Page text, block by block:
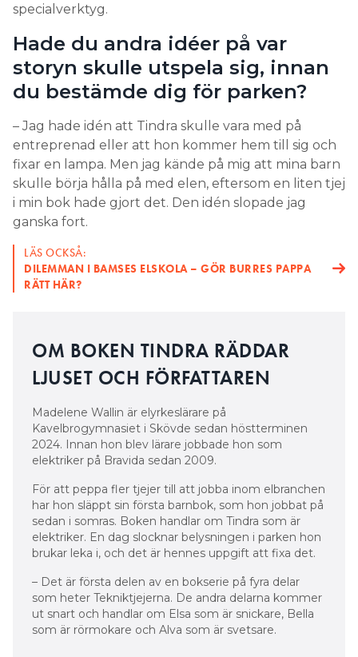
4. Förstå kortslutningsström
viktigt för att undvika
ljusbågsolyckor
Det är svårt att mäta kortslutningsström, annat än
med en simulering i installationstestaren.
Begreppet ställer också krav på kunskaper om
matande nät, förimpedans och slingimpedans.
– Det kan vara svårt att förstå, men det är viktigt för
att undvika ljusbågsolyckor. I min utrustning kan
elever kortsluta och hinna mäta både
kortslutningsström och beröringsspänning. Det är
möjligt eftersom vi har tagit ner huvudspänningen
till 40 V och får då cirka 10 gånger längre
5. Mätövningar kan hjälpa att
förstå reaktiva laster
kan vara större än den pålagda spänningen
omkullkastas det eleven lärt sig om Kirschhoffs lag
tidigare under utbildningen. Därför ställer reaktiva
tiden kommer in som en ny parameter och förklarar
varför spänningarna inte uppträder samtidigt.
– Ett problem är att matematikundervisningen ofta
man kommer till reaktiva laster ökar kraven på
matematikkunskap. Här har skolorna en bra
möjlighet att integrera matematikundervisning i
specialverktyg.
Hade du andra idéer på var
storyn skulle utspela sig, innan
du bestämde dig för parken?
– Jag hade idén att Tindra skulle vara med på
entreprenad eller att hon kommer hem till sig och
fixar en lampa. Men jag kände på mig att mina barn
skulle börja hålla på med elen, eftersom en liten tjej
i min bok hade gjort det. Den idén slopade jag
ganska fort.
LÄS OCKSÅ:
DILEMMAN I BAMSES ELSKOLA – GÖR BURRES PAPPA
RÄTT HÄR?
OM BOKEN TINDRA RÄDDAR
LJUSET OCH FÖRFATTAREN
Madelene Wallin är elyrkeslärare på
Kavelbrogymnasiet i Skövde sedan höstterminen
2024. Innan hon blev lärare jobbade hon som
elektriker på Bravida sedan 2009.
För att peppa fler tjejer till att jobba inom elbranchen
har hon släppt sin första barnbok, som hon jobbat på
sedan i somras. Boken handlar om Tindra som är
elektriker. En dag slocknar belysningen i parken hon
brukar leka i, och det är hennes uppgift att fixa det.
– Det är första delen av en bokserie på fyra delar
som heter Tekniktjejerna. De andra delarna kommer
ut snart och handlar om Elsa som är snickare, Bella
som är rörmokare och Alva som är svetsare.